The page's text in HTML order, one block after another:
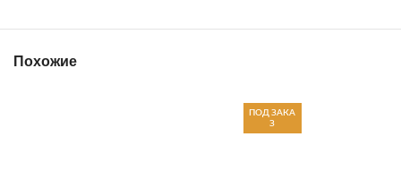
Похожие
ПОД ЗАКА
З